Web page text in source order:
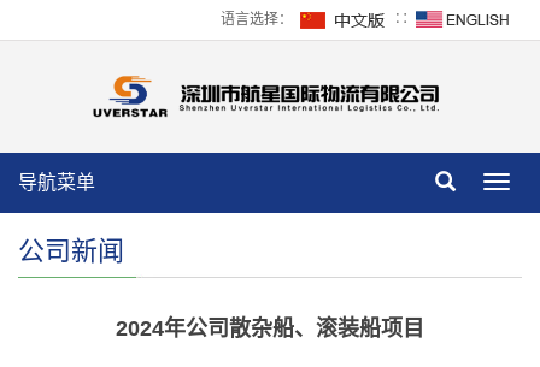
语言选择： ∷
导航菜单
公司新闻
2024年公司散杂船、滚装船项目